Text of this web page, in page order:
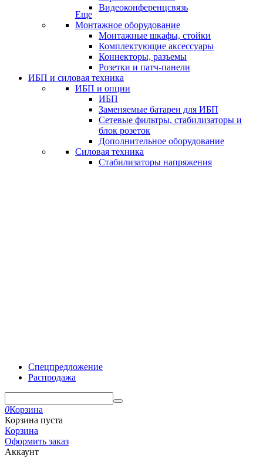
Видеоконференцсвязь
Еще
Монтажное оборудование
Монтажные шкафы, стойки
Комплектующие аксессуары
Коннекторы, разъемы
Розетки и патч-панели
ИБП и силовая техника
ИБП и опции
ИБП
Заменяемые батареи для ИБП
Сетевые фильтры, стабилизаторы и
блок розеток
Дополнительное оборудование
Силовая техника
Стабилизаторы напряжения
Спецпредложение
Распродажа
0Корзина
Корзина пуста
Корзина
Оформить заказ
Аккаунт